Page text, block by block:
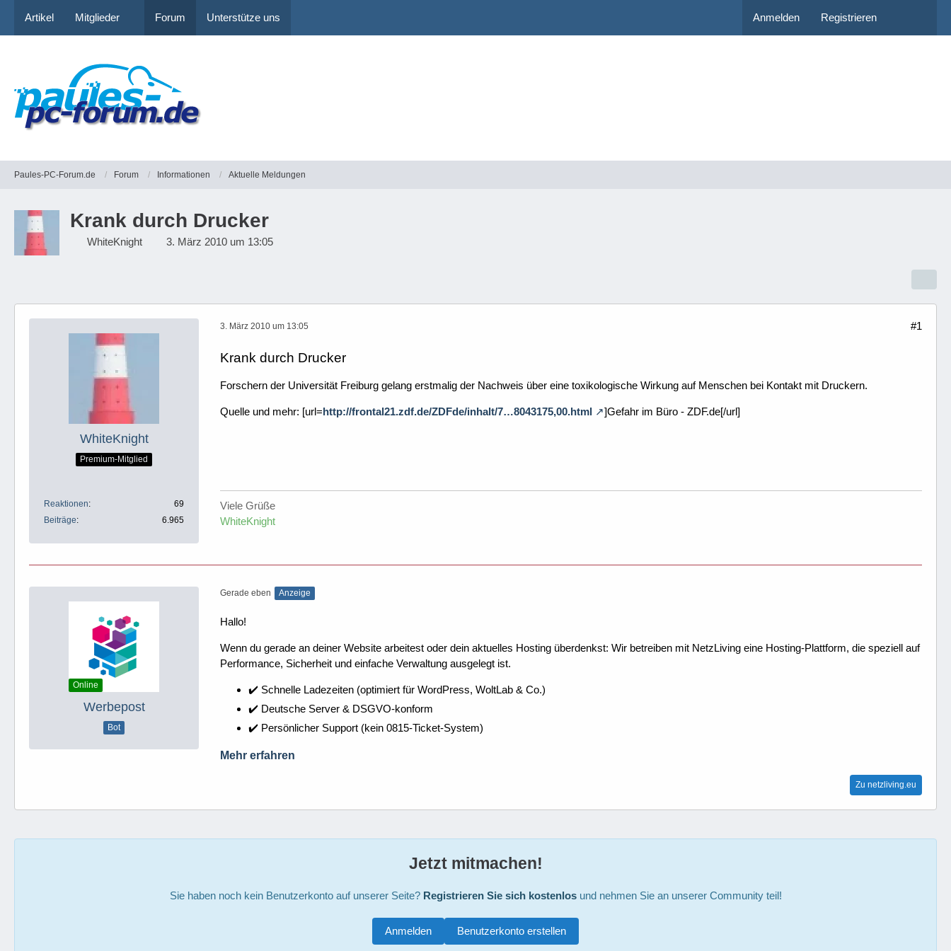
Artikel Mitglieder Forum Unterstütze uns Anmelden Registrieren
Paules-PC-Forum.de Forum Informationen Aktuelle Meldungen
Krank durch Drucker
WhiteKnight 3. März 2010 um 13:05
WhiteKnight
Premium-Mitglied
Reaktionen
69
Beiträge
6.965
3. März 2010 um 13:05 #1
Krank durch Drucker
Forschern der Universität Freiburg gelang erstmalig der Nachweis über eine toxikologische Wirkung auf Menschen bei Kontakt mit Druckern.
Quelle und mehr: [url=http://frontal21.zdf.de/ZDFde/inhalt/7…8043175,00.html ]Gefahr im Büro - ZDF.de[/url]
Viele Grüße
WhiteKnight
Online
Werbepost
Bot
Gerade eben Anzeige
Hallo!
Wenn du gerade an deiner Website arbeitest oder dein aktuelles Hosting überdenkst: Wir betreiben mit NetzLiving eine Hosting-Plattform, die speziell auf
Performance, Sicherheit und einfache Verwaltung ausgelegt ist.
✔️ Schnelle Ladezeiten (optimiert für WordPress, WoltLab & Co.)
✔️ Deutsche Server & DSGVO-konform
✔️ Persönlicher Support (kein 0815-Ticket-System)
Mehr erfahren
Zu netzliving.eu
Jetzt mitmachen!
Sie haben noch kein Benutzerkonto auf unserer Seite? Registrieren Sie sich kostenlosund nehmen Sie an unserer Community teil!
Benutzerkonto erstellen
Anmelden